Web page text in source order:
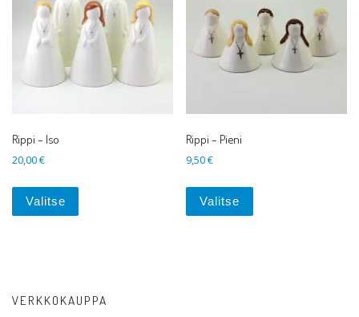
Rippi – Iso
20,00€
Valitse
Rippi – Pieni
9,50€
Valitse
VERKKOKAUPPA